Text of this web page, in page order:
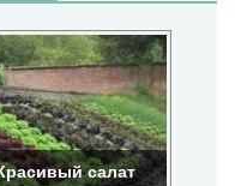
салат